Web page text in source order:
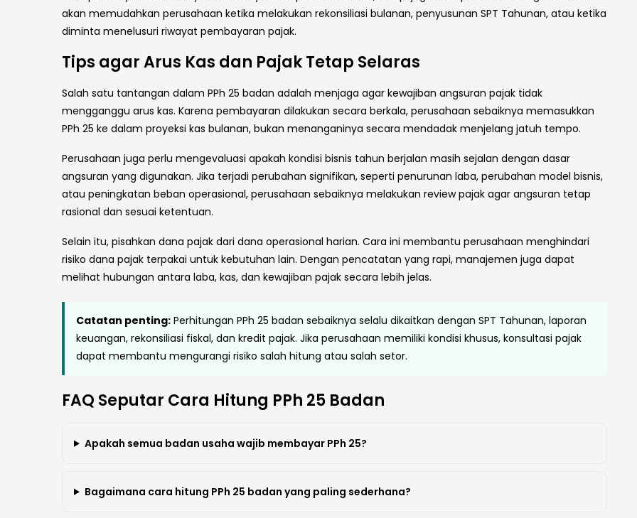
akan memudahkan perusahaan ketika melakukan rekonsiliasi bulanan, penyusunan SPT Tahunan, atau ketika
diminta menelusuri riwayat pembayaran pajak.
Tips agar Arus Kas dan Pajak Tetap Selaras
Salah satu tantangan dalam PPh 25 badan adalah menjaga agar kewajiban angsuran pajak tidak
mengganggu arus kas. Karena pembayaran dilakukan secara berkala, perusahaan sebaiknya memasukkan
PPh 25 ke dalam proyeksi kas bulanan, bukan menanganinya secara mendadak menjelang jatuh tempo.
Perusahaan juga perlu mengevaluasi apakah kondisi bisnis tahun berjalan masih sejalan dengan dasar
angsuran yang digunakan. Jika terjadi perubahan signifikan, seperti penurunan laba, perubahan model bisnis,
atau peningkatan beban operasional, perusahaan sebaiknya melakukan review pajak agar angsuran tetap
rasional dan sesuai ketentuan.
Selain itu, pisahkan dana pajak dari dana operasional harian. Cara ini membantu perusahaan menghindari
risiko dana pajak terpakai untuk kebutuhan lain. Dengan pencatatan yang rapi, manajemen juga dapat
melihat hubungan antara laba, kas, dan kewajiban pajak secara lebih jelas.
Catatan penting: Perhitungan PPh 25 badan sebaiknya selalu dikaitkan dengan SPT Tahunan, laporan
keuangan, rekonsiliasi fiskal, dan kredit pajak. Jika perusahaan memiliki kondisi khusus, konsultasi pajak
dapat membantu mengurangi risiko salah hitung atau salah setor.
FAQ Seputar Cara Hitung PPh 25 Badan
Apakah semua badan usaha wajib membayar PPh 25?
Bagaimana cara hitung PPh 25 badan yang paling sederhana?